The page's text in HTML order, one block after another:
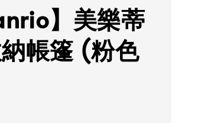
】美樂蒂
帳篷 (粉色